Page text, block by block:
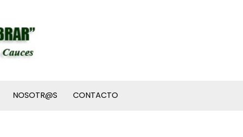
NOSOTR@S CONTACTO